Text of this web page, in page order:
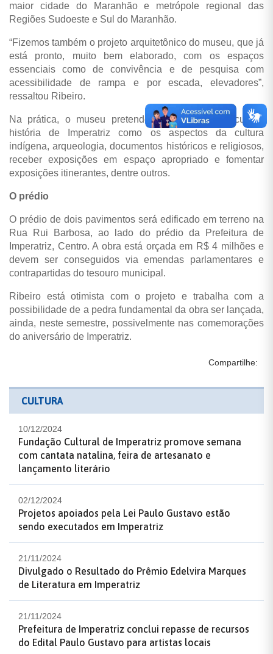
maior cidade do Maranhão e metrópole regional das
Regiões Sudoeste e Sul do Maranhão.
“Fizemos também o projeto arquitetônico do museu, que já
está pronto, muito bem elaborado, com os espaços
essenciais como de convivência e de pesquisa com
acessibilidade de rampa e por escada, elevadores”,
ressaltou Ribeiro.
Na prática, o museu pretende aglutinar toda a cultura
história de Imperatriz como os aspectos da cultura
indígena, arqueologia, documentos históricos e religiosos,
receber exposições em espaço apropriado e fomentar
exposições itinerantes, dentre outros.
O prédio
O prédio de dois pavimentos será edificado em terreno na
Rua Rui Barbosa, ao lado do prédio da Prefeitura de
Imperatriz, Centro. A obra está orçada em R$ 4 milhões e
devem ser conseguidos via emendas parlamentares e
contrapartidas do tesouro municipal.
Ribeiro está otimista com o projeto e trabalha com a
possibilidade de a pedra fundamental da obra ser lançada,
ainda, neste semestre, possivelmente nas comemorações
do aniversário de Imperatriz.
Compartilhe:
CULTURA
10/12/2024
Fundação Cultural de Imperatriz promove semana
com cantata natalina, feira de artesanato e
lançamento literário
02/12/2024
Projetos apoiados pela Lei Paulo Gustavo estão
sendo executados em Imperatriz
21/11/2024
Divulgado o Resultado do Prêmio Edelvira Marques
de Literatura em Imperatriz
21/11/2024
Prefeitura de Imperatriz conclui repasse de recursos
do Edital Paulo Gustavo para artistas locais